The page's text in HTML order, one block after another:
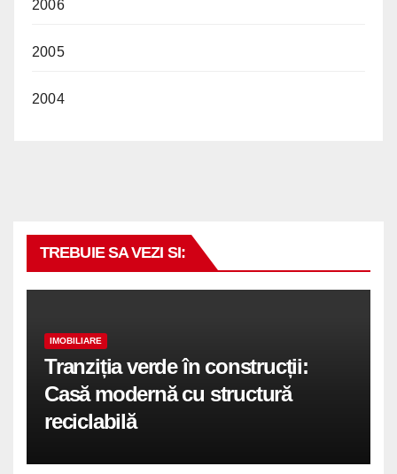
2006
2005
2004
TREBUIE SA VEZI SI:
IMOBILIARE
Tranziția verde în construcții:
Casă modernă cu structură
reciclabilă